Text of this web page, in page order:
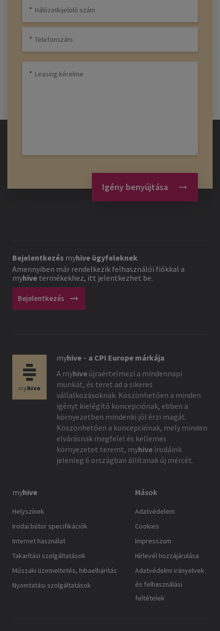
Igény benyújtása
Bejelentkezés myhive ügyfeleknek
Amennyiben már rendelkezik felhasználói fiókkal a
myhive termékekhez, itt jelentkezhet be.
Bejelentkezés arrow_right_alt
myhive– a CPI Europe márkája
A myhive újraértelmezi a mindennapi
munkát, és teret ad a sikeres
vállalkozásoknak. Köszönhetően a minden
igényt kielégítő koncepciónak, ebben a
környezetben mindenki jól érzi magát.
Köszönhetően a koncepciónak, mely minden
elvárásnak megfelel és kellemes
környezetet teremt, myhive irodáink
jelenleg 6 országban állítanak új mércét.
myhive
Helyszínek
Irodai bútor specifikációk
Internet használat
Takarítási szolgáltatások
Műszaki üzemeltetés, hibaelhárítás
Nyomtatási szolgáltatások
Mások
Adatvédelem
Cookies
Impresszum
Hírlevél hozzájárulása
Adatvédelmi irányelvek
és felhasználási
feltételek